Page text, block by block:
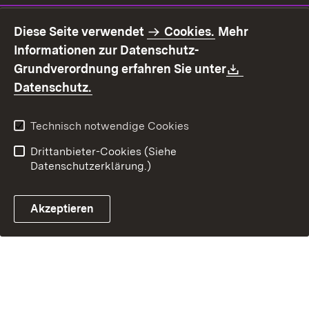
Benutzungshinweise
Erklärung zur
Barrierefreiheit
Kontakt
Fehlerhaften Link melden
Diese Seite verwendet Cookies. Mehr
Informationen zur Datenschutz-
Grundverordnung erfahren Sie unter
Datenschutz.
Technisch notwendige Cookies
Drittanbieter-Cookies (Siehe
Datenschutzerklärung.)
Akzeptieren